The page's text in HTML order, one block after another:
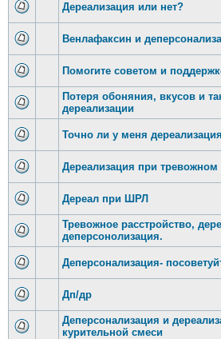
Дереализация или нет?
Венлафаксин и
Помогите советом и
Потеря обоняния, вкусов и
дереализации
Точно ли у меня
Дереализация при тревожном
Дереал при ШРЛ
Тревожное расстройство,
деперсонолизация.
Деперсонализация-
Дп/др
Деперсонализация и
курительной смеси